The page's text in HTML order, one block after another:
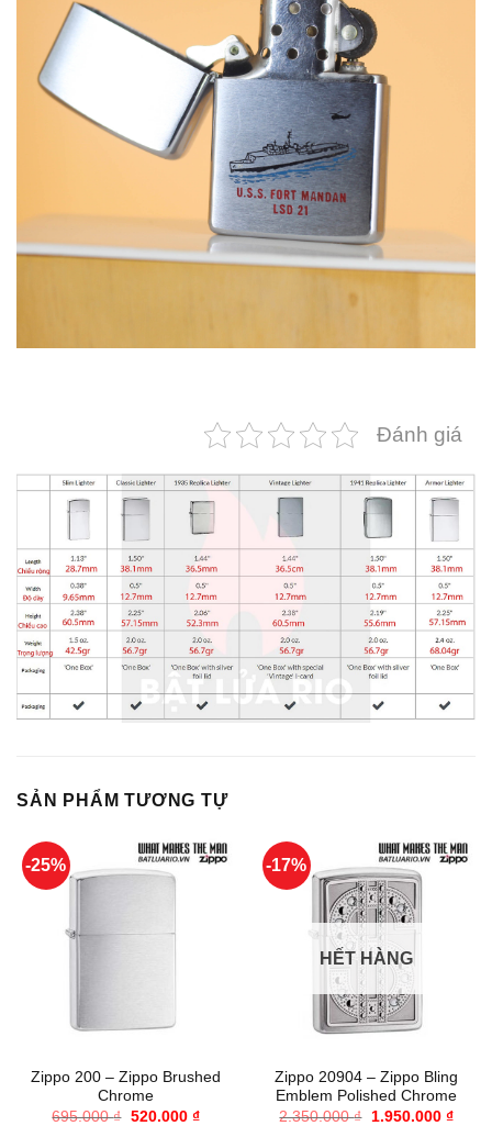
Đánh giá
SẢN PHẨM TƯƠNG TỰ
-25%
Zippo 200 – Zippo Brushed
Chrome
695.000₫ Giá
520.000 ₫Giá
-17%
HẾT HÀNG
Zippo 20904 – Zippo Bling
Emblem Polished Chrome
2.350.000₫
Giá
1.950.000 ₫Giá